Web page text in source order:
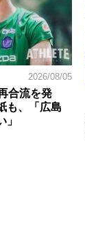
2026/08/05
合流を発
も、「広島